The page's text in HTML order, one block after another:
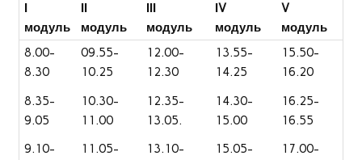
модуль
модуль
модуль
ІV
модуль
V
модуль
8.00-
8.30
8.35-
9.05
9.10-
09.55-
10.25
10.30-
11.00
11.05-
12.00-
12.30
12.35-
13.05.
13.10-
13.55-
14.25
14.30-
15.00
15.05-
15.50-
16.20
16.25-
16.55
17.00-